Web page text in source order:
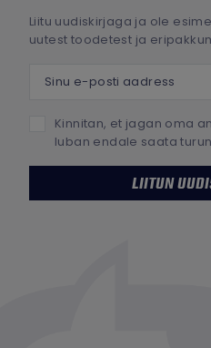
Liitu uudiskirjaga ja ole
uutest toodetest ja
Kinnitan, et jagan oma
luban endale saata
LIITUN